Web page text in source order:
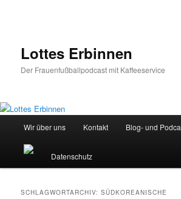
Lottes Erbinnen
Der Frauenfußballpodcast mit Kaffeeservice
Wir über uns Kontakt Blog- und
Datenschutz
SCHLAGWORTARCHIV:SÜDKOREANISCHE